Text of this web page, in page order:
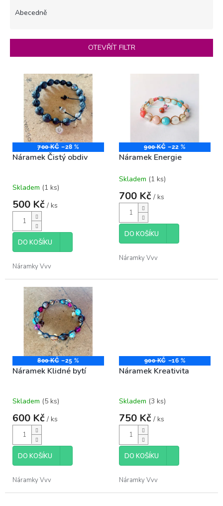
e
r
Abecedně
OTEVŘÍT FILTR
d
t
ů
700 KČ –28 %
Náramek Čistý obdiv
Skladem (1 ks)
500 Kč / ks
DO KOŠÍKU
Náramky Vvv
900 KČ –22 %
Náramek Energie
Průměrné
hodnocení
produktu
z
hvězdiček.
Skladem (1 ks)
700 Kč / ks
DO KOŠÍKU
Náramky Vvv
800 KČ –25 %
Náramek Klidné bytí
Skladem (5 ks)
600 Kč / ks
DO KOŠÍKU
Náramky Vvv
900 KČ –16 %
Náramek Kreativita
Skladem (3 ks)
750 Kč / ks
DO KOŠÍKU
Náramky Vvv